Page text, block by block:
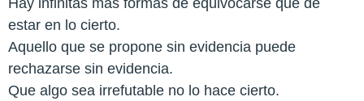
estar en lo cierto.
Aquello que se propone sin evidencia puede
rechazarse sin evidencia.
Que algo sea irrefutable no lo hace cierto.